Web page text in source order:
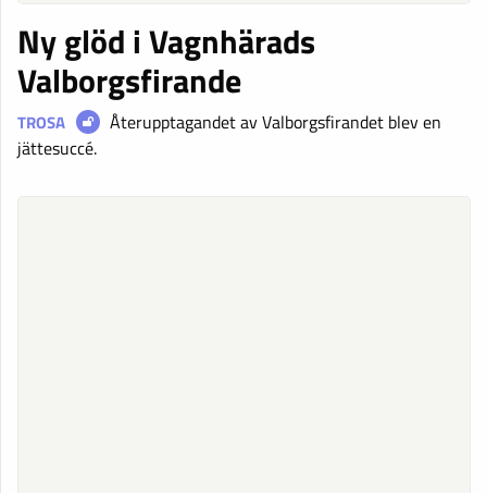
Ny glöd i Vagnhärads
Valborgsfirande
TROSA
Återupptagandet av Valborgsfirandet blev en
jättesuccé.